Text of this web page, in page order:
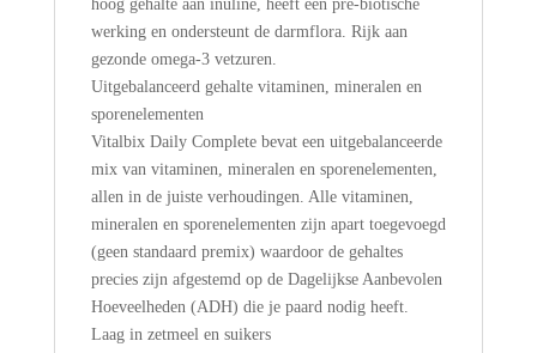
hoog gehalte aan inuline, heeft een pre-biotische
werking en ondersteunt de darmflora. Rijk aan
gezonde omega-3 vetzuren.
Uitgebalanceerd gehalte vitaminen, mineralen en
sporenelementen
Vitalbix Daily Complete bevat een uitgebalanceerde
mix van vitaminen, mineralen en sporenelementen,
allen in de juiste verhoudingen. Alle vitaminen,
mineralen en sporenelementen zijn apart toegevoegd
(geen standaard premix) waardoor de gehaltes
precies zijn afgestemd op de Dagelijkse Aanbevolen
Hoeveelheden (ADH) die je paard nodig heeft.
Laag in zetmeel en suikers